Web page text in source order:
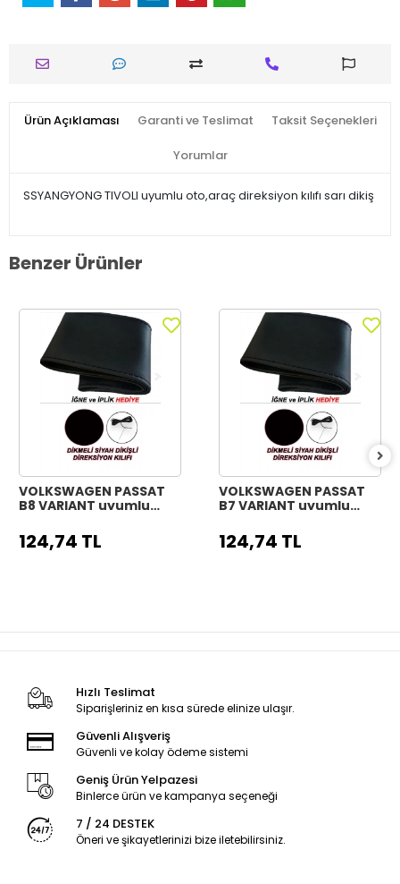
Ürün Açıklaması Garanti ve Teslimat Taksit Seçenekleri
Yorumlar
SSYANGYONG TIVOLI uyumlu oto,araç direksiyon kılıfı sarı dikiş
Benzer Ürünler
VOLKSWAGEN PASSAT
B8 VARIANT uyumlu
direksiyon kılıfı siyah
dikiş
124,74 TL
VOLKSWAGEN PASSAT
B7 VARIANT uyumlu
direksiyon kılıfı siyah
dikiş
124,74 TL
Hızlı Teslimat
Siparişleriniz en kısa sürede elinize ulaşır.
Güvenli Alışveriş
Güvenli ve kolay ödeme sistemi
Geniş Ürün Yelpazesi
Binlerce ürün ve kampanya seçeneği
7 / 24 DESTEK
Öneri ve şikayetlerinizi bize iletebilirsiniz.